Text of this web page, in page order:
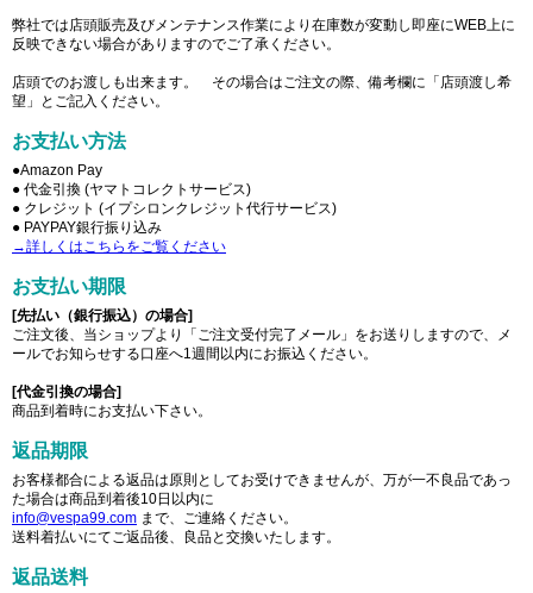
弊社では店頭販売及びメンテナンス作業により在庫数が変動し即座にWEB上に
反映できない場合がありますのでご了承ください。
店頭でのお渡しも出来ます。 その場合はご注文の際、備考欄に「店頭渡し希
望」とご記入ください。
お支払い方法
●Amazon Pay
● 代金引換 (ヤマトコレクトサービス)
● クレジット (イプシロンクレジット代行サービス)
● PAYPAY銀行振り込み
→詳しくはこちらをご覧ください
お支払い期限
[先払い（銀行振込）の場合]
ご注文後、当ショップより「ご注文受付完了メール」をお送りしますので、メ
ールでお知らせする口座へ1週間以内にお振込ください。
[代金引換の場合]
商品到着時にお支払い下さい。
返品期限
お客様都合による返品は原則としてお受けできませんが、万が一不良品であっ
た場合は商品到着後10日以内に
info@vespa99.com まで、ご連絡ください。
送料着払いにてご返品後、良品と交換いたします。
返品送料